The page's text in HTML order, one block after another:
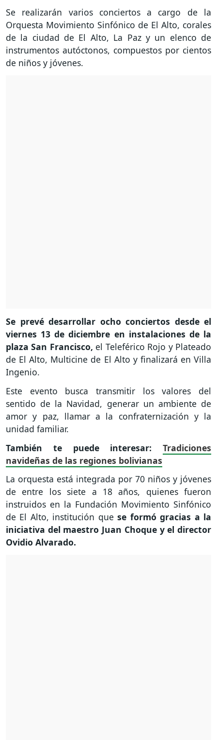
Se realizarán varios conciertos a cargo de la
Orquesta Movimiento Sinfónico de El Alto, corales
de la ciudad de El Alto, La Paz y un elenco de
instrumentos autóctonos, compuestos por cientos
de niños y jóvenes.
Se prevé desarrollar ocho conciertos desde el
viernes 13 de diciembre en instalaciones de la
plaza San Francisco, el Teleférico Rojo y Plateado
de El Alto, Multicine de El Alto y finalizará en Villa
Ingenio.
Este evento busca transmitir los valores del
sentido de la Navidad, generar un ambiente de
amor y paz, llamar a la confraternización y la
unidad familiar.
También te puede interesar: Tradiciones
navideñas de las regiones bolivianas
La orquesta está integrada por 70 niños y jóvenes
de entre los siete a 18 años, quienes fueron
instruidos en la Fundación Movimiento Sinfónico
de El Alto, institución quese formó gracias a la
iniciativa del maestro Juan Choque y el director
Ovidio Alvarado.